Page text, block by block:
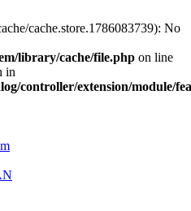
cache.store.1786083739): No
library/cache/file.php on line
in
controller/extension/module/